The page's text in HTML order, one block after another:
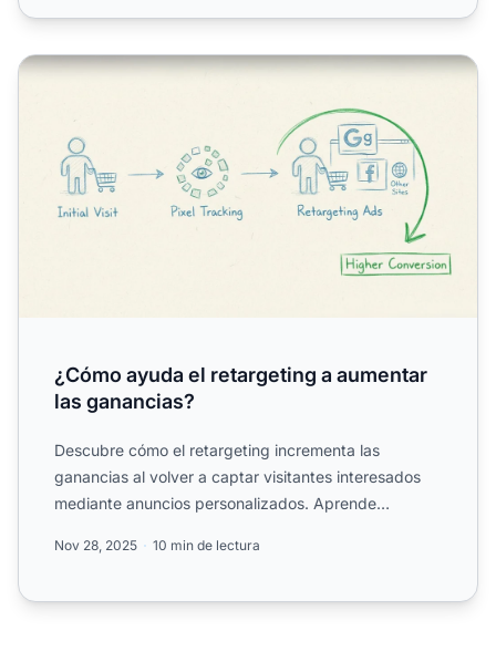
¿Cómo ayuda el retargeting a aumentar las ganancias?
¿Cómo ayuda el retargeting a aumentar
las ganancias?
Descubre cómo el retargeting incrementa las
ganancias al volver a captar visitantes interesados
mediante anuncios personalizados. Aprende
Nov 28, 2025 10 min de lectura